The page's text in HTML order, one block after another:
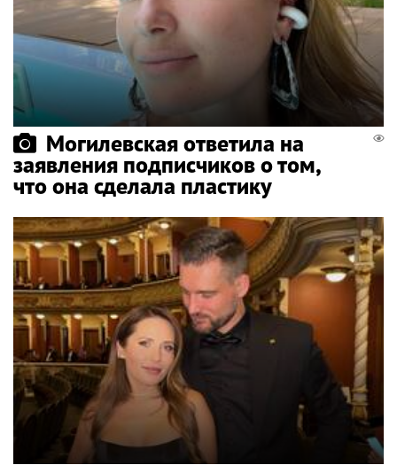
Могилевская ответила на
заявления подписчиков о том,
что она сделала пластику